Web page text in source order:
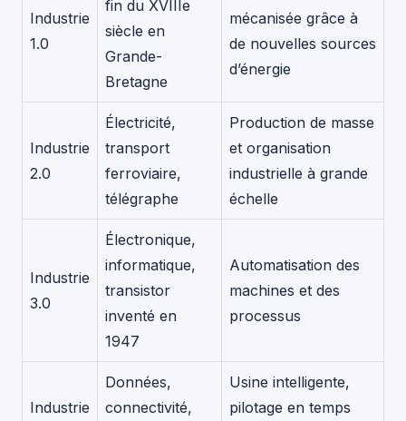
Industrie
1.0
fin du XVIIIe
siècle en
Grande-
Bretagne
mécanisée grâce à
de nouvelles sources
d’énergie
Industrie
2.0
Électricité,
transport
ferroviaire,
télégraphe
Production de masse
et organisation
industrielle à grande
échelle
Industrie
3.0
Électronique,
informatique,
transistor
inventé en
1947
Automatisation des
machines et des
processus
Industrie
Données,
connectivité,
Usine intelligente,
pilotage en temps